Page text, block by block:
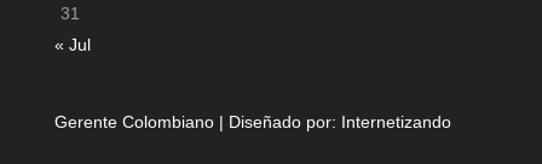
31
« Jul
Gerente Colombiano | Diseñado por: Internetizando